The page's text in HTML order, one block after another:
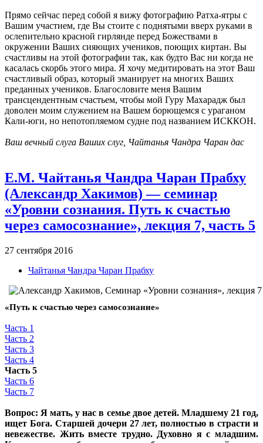
Прямо сейчас перед собой я вижу фотографию Ратха-ятры с
Вашим участием, где Вы стоите с поднятыми вверх руками в
ослепительно красной гирлянде перед Божествами в
окружении Ваших сияющих учеников, поющих киртан. Вы
счастливы на этой фотографии так, как будто Вас ни когда не
касалась скорбь этого мира. Я хочу медитировать на этот Ваш
счастливый образ, который эманирует на многих Ваших
преданных учеников. Благословите меня Вашим
трансцендентным счастьем, чтобы мой Гуру Махарадж был
доволен моим служением на Вашем борющемся с ураганом
Кали-юги, но непотопляемом судне под названием ИСККОН.
Ваш вечный слуга Ваших слуг, Чайтанья Чандра Чаран дас
Е.М. Чайтанья Чандра Чаран Прабху
(Александр Хакимов) — семинар
«Уровни сознания. Путь к счастью
через самосознание», лекция 7, часть 5
27 сентября 2016
Чайтанья Чандра Чаран Прабху
«Путь к счастью через самосознание»
Часть 1
Часть 2
Часть 3
Часть 4
Часть 5
Часть 6
Часть 7
Вопрос: Я мать, у нас в семье двое детей. Младшему 21 год,
ищет Бога. Старшей дочери 27 лет, полностью в страсти и
невежестве. Жить вместе трудно. Духовно я с младшим.